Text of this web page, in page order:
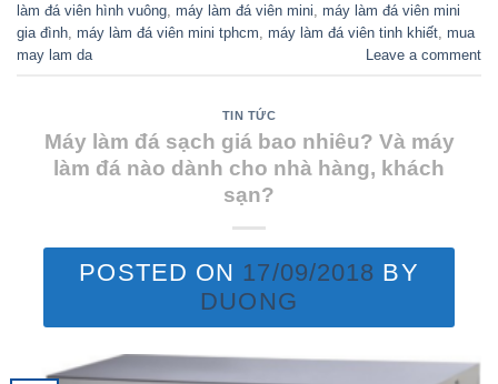
làm đá viên hình vuông máy làm đá viên mini máy làm đá viên mini
gia đình máy làm đá viên mini tphcm máy làm đá viên tinh khiết mua
may lam da
Leave a comment
TIN TỨC
Máy làm đá sạch giá bao nhiêu? Và máy
làm đá nào dành cho nhà hàng, khách
sạn?
POSTED ON 17/09/2018 BY
DUONG